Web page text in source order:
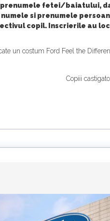
prenumele fetei/baiatului,
si prenumele
copil. Inscrierile au
un costum Ford Feel the
Copiii